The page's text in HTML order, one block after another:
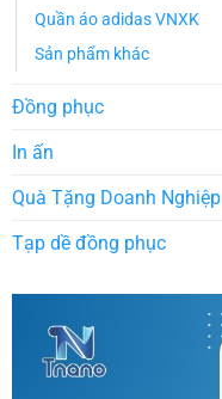
Quần áo adidas VNXK
Sản phẩm khác
Đồng phục
In ấn
Quà Tặng Doanh Nghiệp
Tạp dề đồng phục